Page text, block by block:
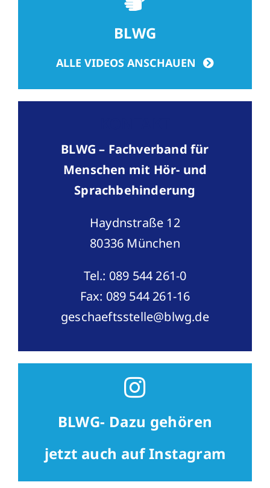
BLWG
ALLE VIDEOS ANSCHAUEN
BLWG – Fachverband für
Menschen mit Hör- und
Sprachbehinderung
Haydnstraße 12
80336 München
Tel.: 089 544 261-0
Fax: 089 544 261-16
geschaeftsstelle@blwg.de
BLWG- Dazu gehören
jetzt auch auf Instagram